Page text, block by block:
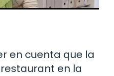
en cuenta que la
en la